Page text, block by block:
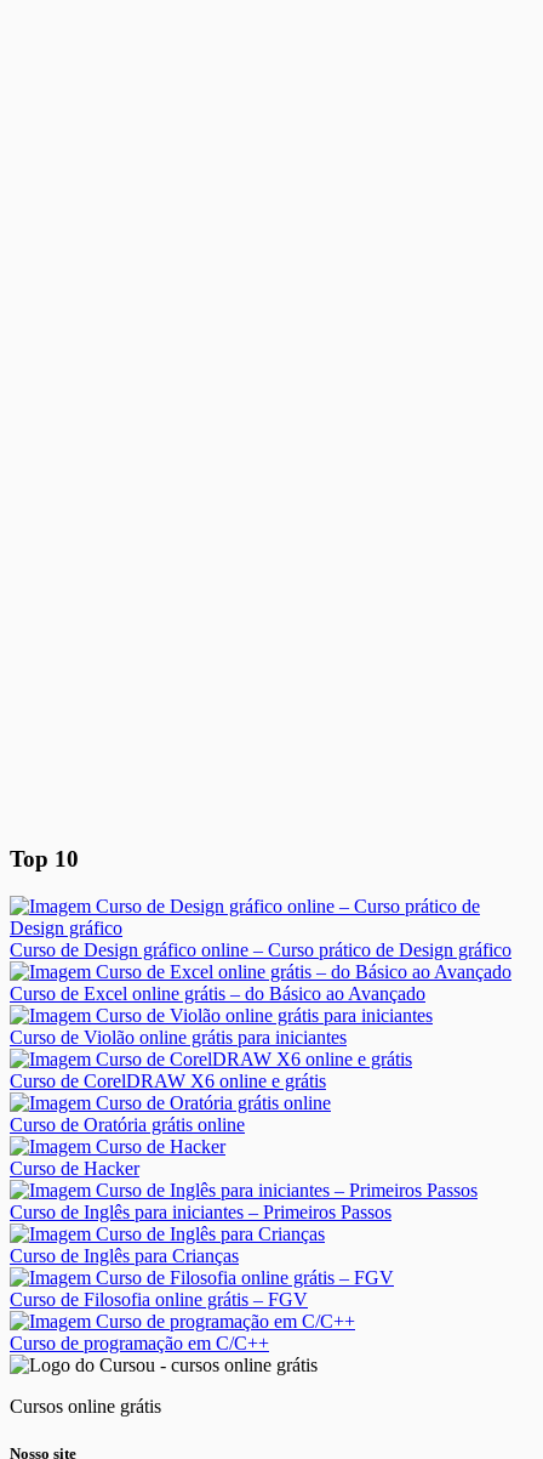
Top 10
Curso de Design gráfico online – Curso prático de Design gráfico
Curso de Excel online grátis – do Básico ao Avançado
Curso de Violão online grátis para iniciantes
Curso de CorelDRAW X6 online e grátis
Curso de Oratória grátis online
Curso de Hacker
Curso de Inglês para iniciantes – Primeiros Passos
Curso de Inglês para Crianças
Curso de Filosofia online grátis – FGV
Curso de programação em C/C++
Cursos online grátis
Nosso site